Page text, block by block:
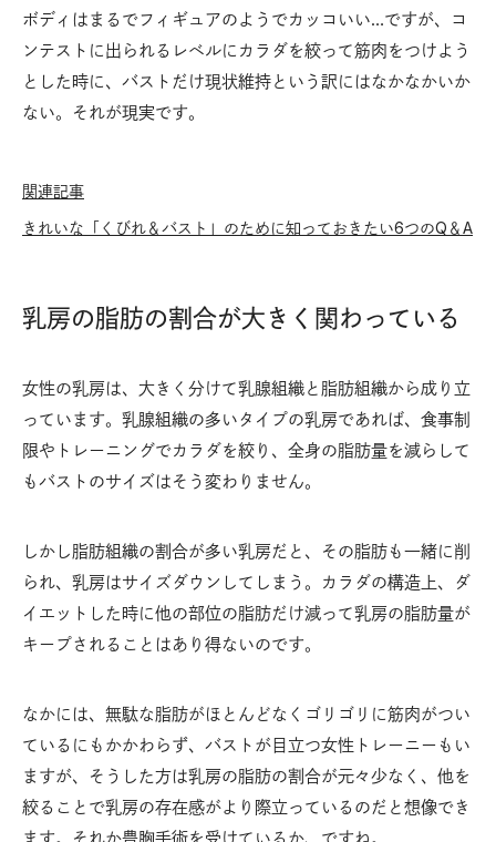
ボディはまるでフィギュアのようでカッコいい…ですが、コ
ンテストに出られるレベルにカラダを絞って筋肉をつけよう
とした時に、バストだけ現状維持という訳にはなかなかいか
ない。それが現実です。
関連記事
きれいな「くびれ＆バスト」のために知っておきたい6つのQ＆A
乳房の脂肪の割合が大きく関わっている
女性の乳房は、大きく分けて乳腺組織と脂肪組織から成り立
っています。乳腺組織の多いタイプの乳房であれば、食事制
限やトレーニングでカラダを絞り、全身の脂肪量を減らして
もバストのサイズはそう変わりません。
しかし脂肪組織の割合が多い乳房だと、その脂肪も一緒に削
られ、乳房はサイズダウンしてしまう。カラダの構造上、ダ
イエットした時に他の部位の脂肪だけ減って乳房の脂肪量が
キープされることはあり得ないのです。
なかには、無駄な脂肪がほとんどなくゴリゴリに筋肉がつい
ているにもかかわらず、バストが目立つ女性トレーニーもい
ますが、そうした方は乳房の脂肪の割合が元々少なく、他を
絞ることで乳房の存在感がより際立っているのだと想像でき
ます。それか豊胸手術を受けているか、ですね。